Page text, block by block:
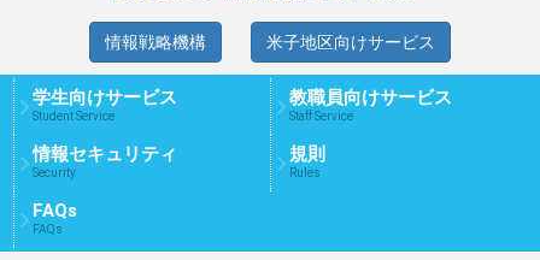
情報戦略機構 米子地区向けサービス
学生向けサービス
Student Service
教職員向けサービス
Staff Service
情報セキュリティ
Security
規則
Rules
FAQs
FAQs